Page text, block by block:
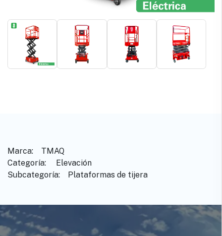
Marca: ​ ​ ​TMAQ
Categoría: ​ ​Elevación
Subcategoría: ​ ​Plataformas de tijera